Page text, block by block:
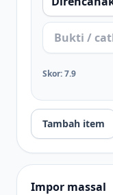
Skor:7.9
Tambah item
Impor massal